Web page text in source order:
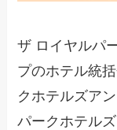
ザ ロイヤルパ
プのホテル統
クホテルズア
パークホテル